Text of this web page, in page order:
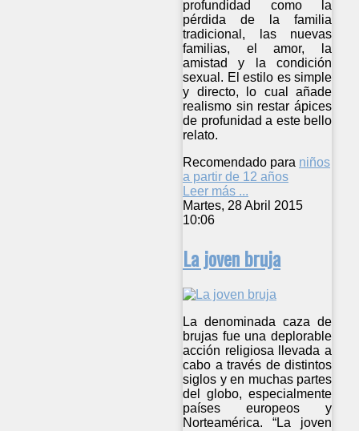
profundidad como la
pérdida de la familia
tradicional, las nuevas
familias, el amor, la
amistad y la condición
sexual. El estilo es simple
y directo, lo cual añade
realismo sin restar ápices
de profunidad a este bello
relato.
Recomendado para niños
a partir de 12 años
Leer más ...
Martes, 28 Abril 2015
10:06
La joven bruja
La denominada caza de
brujas fue una deplorable
acción religiosa llevada a
cabo a través de distintos
siglos y en muchas partes
del globo, especialmente
países europeos y
Norteamérica. “La joven